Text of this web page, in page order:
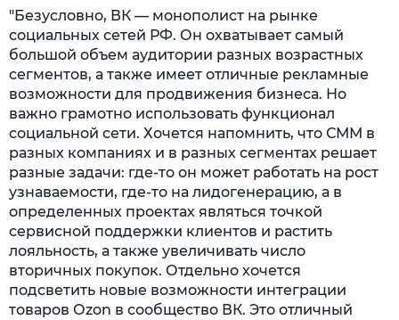
"Безусловно, ВК — монополист на рынке
социальных сетей РФ. Он охватывает самый
большой объем аудитории разных возрастных
сегментов, а также имеет отличные рекламные
возможности для продвижения бизнеса. Но
важно грамотно использовать функционал
социальной сети. Хочется напомнить, что СММ в
разных компаниях и в разных сегментах решает
разные задачи: где-то он может работать на рост
узнаваемости, где-то на лидогенерацию, а в
определенных проектах являться точкой
сервисной поддержки клиентов и растить
лояльность, а также увеличивать число
вторичных покупок. Отдельно хочется
подсветить новые возможности интеграции
товаров Оzon в сообщество ВК. Это отличный